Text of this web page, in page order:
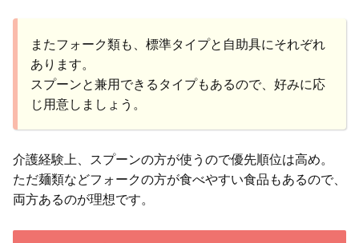
またフォーク類も、標準タイプと自助具にそれぞれ
あります。
スプーンと兼用できるタイプもあるので、好みに応
じ用意しましょう。
介護経験上、スプーンの方が使うので優先順位は高め。
ただ麺類などフォークの方が食べやすい食品もあるので、
両方あるのが理想です。